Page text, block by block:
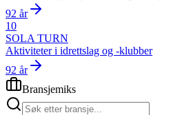
92 år
10
SOLA TURN
Aktiviteter i idrettslag og -klubber
92 år
Bransjemiks